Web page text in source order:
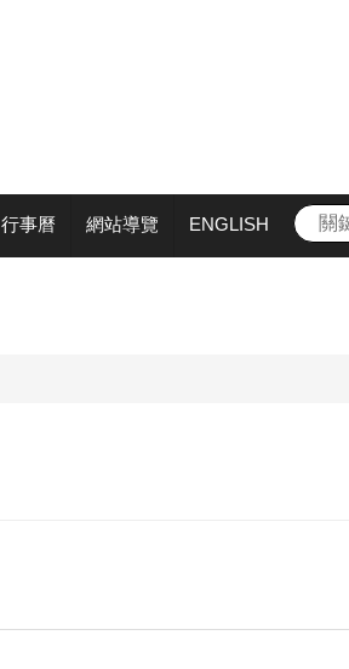
行事曆 網站導覽 ENGLISH